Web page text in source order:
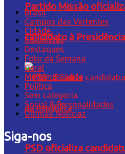
Partido Missão
candidato à Presidência
PSD oficializa
Brasil
Campos das Vertentes
Cidade
Colunistas
Destaques
Foto da Semana
Geral
Mulher & Saúde
Política
Sem categoria
Social & Personalidades
Últimas Notícias
Siga-nos